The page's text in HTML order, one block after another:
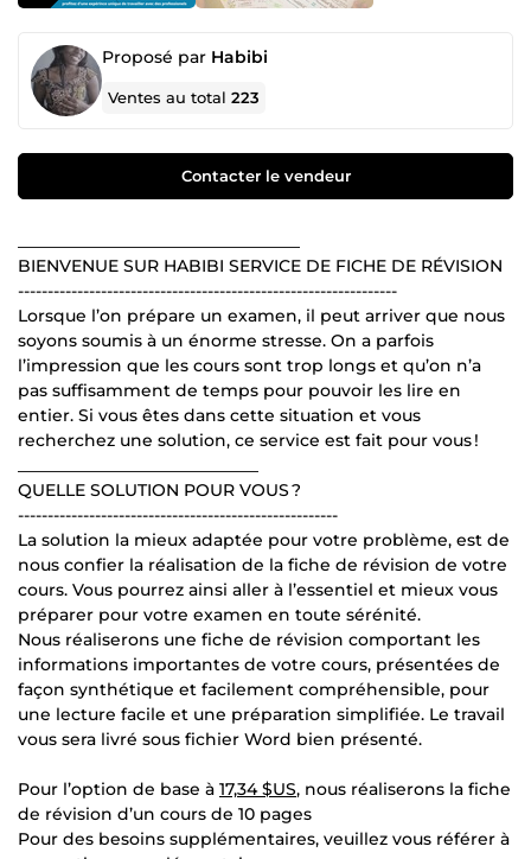
Proposé par Habibi
Ventes au total223
Contacter le vendeur
BIENVENUE SUR HABIBI SERVICE DE FICHE DE RÉVISION
----------------------------------------------------------------
Lorsque l’on prépare un examen, il peut arriver que nous
soyons soumis à un énorme stresse. On a parfois
l’impression que les cours sont trop longs et qu’on n’a
pas suffisamment de temps pour pouvoir les lire en
entier. Si vous êtes dans cette situation et vous
recherchez une solution, ce service est fait pour vous !
QUELLE SOLUTION POUR VOUS ?
------------------------------------------------------
La solution la mieux adaptée pour votre problème, est de
nous confier la réalisation de la fiche de révision de votre
cours. Vous pourrez ainsi aller à l’essentiel et mieux vous
préparer pour votre examen en toute sérénité.
Nous réaliserons une fiche de révision comportant les
informations importantes de votre cours, présentées de
façon synthétique et facilement compréhensible, pour
une lecture facile et une préparation simplifiée. Le travail
vous sera livré sous fichier Word bien présenté.
Pour l’option de base à 17,34 $US, nous réaliserons la fiche
de révision d’un cours de 10 pages
Pour des besoins supplémentaires, veuillez vous référer à